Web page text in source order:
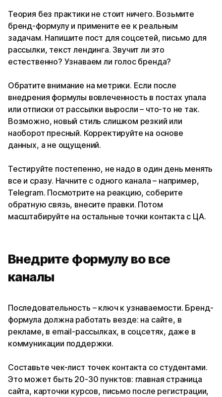
Теория без практики не стоит ничего. Возьмите
бренд-формулу и примените ее к реальным
задачам. Напишите пост для соцсетей, письмо для
рассылки, текст лендинга. Звучит ли это
естественно? Узнаваем ли голос бренда?
Обратите внимание на метрики. Если после
внедрения формулы вовлеченность в постах упала
или отписки от рассылки выросли – что-то не так.
Возможно, новый стиль слишком резкий или
наоборот пресный. Корректируйте на основе
данных, а не ощущений.
Тестируйте постепенно, не надо в один день менять
все и сразу. Начните с одного канала – например,
Telegram. Посмотрите на реакцию, соберите
обратную связь, внесите правки. Потом
масштабируйте на остальные точки контакта с ЦА.
Внедрите формулу во все
каналы
Последовательность – ключ к узнаваемости. Бренд-
формула должна работать везде: на сайте, в
рекламе, в email-рассылках, в соцсетях, даже в
коммуникации поддержки.
Составьте чек-лист точек контакта со студентами.
Это может быть 20-30 пунктов: главная страница
сайта, карточки курсов, письмо после регистрации,